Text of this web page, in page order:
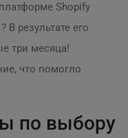
Shopify
результате его
три месяца!
что помогло
по выбору